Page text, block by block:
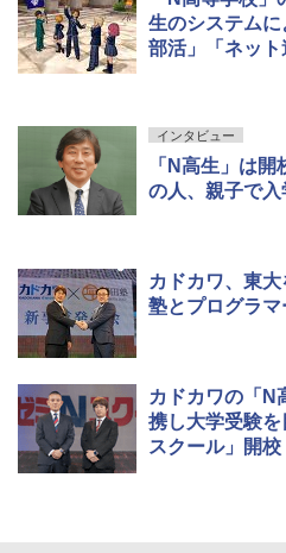
生のシステム
部活」「ネッ
インタビュー
「N高生」は
の人、親子で入
カドカワ、東
塾とプログラ
カドカワの「N
携し大学受験
スクール」開校